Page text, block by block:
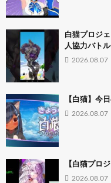
白猫プロジ
人協力バト
2026.08.07
【白猫】今
2026.08.07
【白猫プロ
2026.08.07